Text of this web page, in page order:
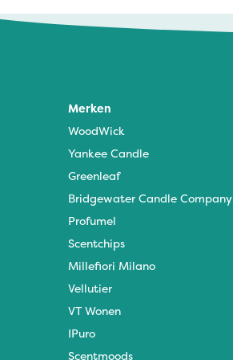
Merken
WoodWick
Yankee Candle
Greenleaf
Bridgewater Candle Company
Profumel
Scentchips
Millefiori Milano
Vellutier
VT Wonen
IPuro
Scentmoods